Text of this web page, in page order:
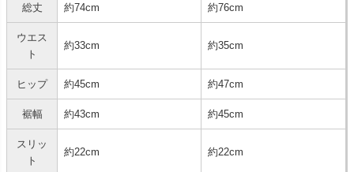
総丈 約74cm 約76cm
ウエス
ト
約33cm 約35cm
ヒップ 約45cm 約47cm
裾幅 約43cm 約45cm
スリッ
ト
約22cm 約22cm